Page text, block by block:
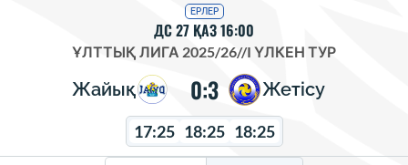
ЕРЛЕР
ДС 27 ҚАЗ 16:00
ҰЛТТЫҚ ЛИГА 2025/26//I ҮЛКЕН ТУР
Жайық 0:3 Жетісу
17:25 18:25 18:25